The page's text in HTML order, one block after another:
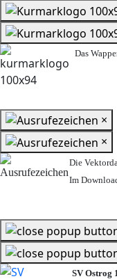
Das
×
×
Die
Im
SV Ostrog